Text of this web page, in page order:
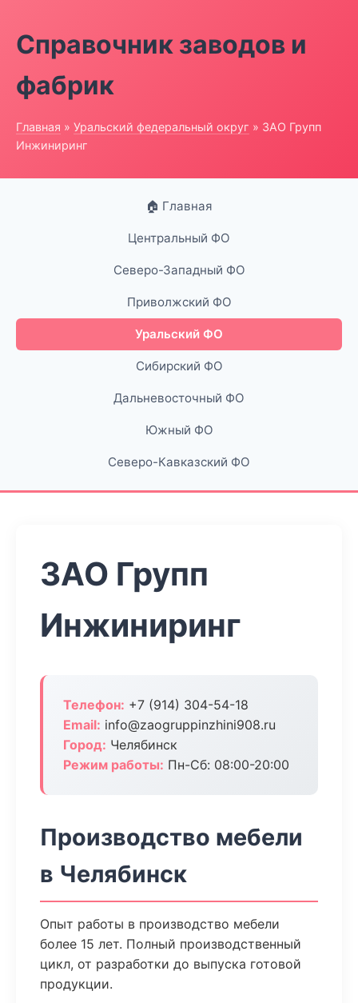
Справочник заводов и
фабрик
Главная » Уральский федеральный округ » ЗАО Групп
Инжиниринг
🏠 Главная
Центральный ФО
Северо-Западный ФО
Приволжский ФО
Уральский ФО
Сибирский ФО
Дальневосточный ФО
Южный ФО
Северо-Кавказский ФО
ЗАО Групп
Инжиниринг
Телефон: +7 (914) 304-54-18
Email: info@zaogruppinzhini908.ru
Город: Челябинск
Режим работы: Пн-Сб: 08:00-20:00
Производство мебели
в Челябинск
Опыт работы в производство мебели
более 15 лет. Полный производственный
цикл, от разработки до выпуска готовой
продукции.